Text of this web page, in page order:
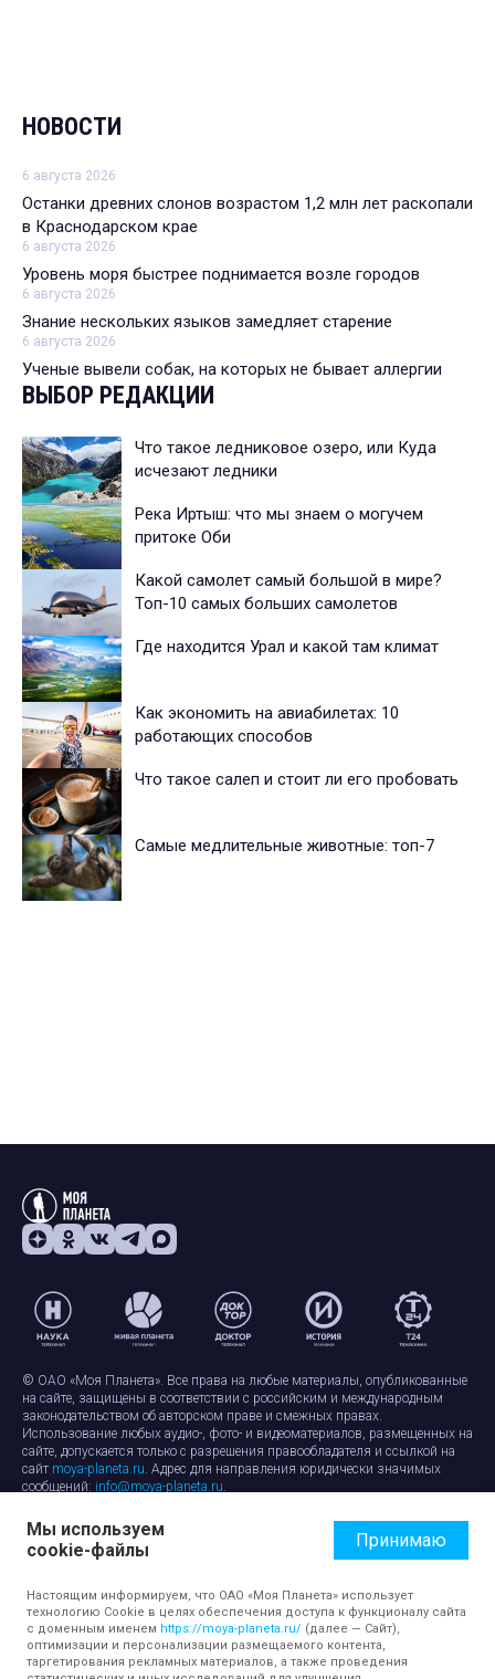
НОВОСТИ
6 августа 2026
Останки древних слонов возрастом 1,2 млн лет раскопали
в Краснодарском крае
6 августа 2026
Уровень моря быстрее поднимается возле городов
6 августа 2026
Знание нескольких языков замедляет старение
6 августа 2026
Ученые вывели собак, на которых не бывает аллергии
ВЫБОР РЕДАКЦИИ
Что такое ледниковое озеро, или Куда
исчезают ледники
Река Иртыш: что мы знаем о могучем
притоке Оби
Какой самолет самый большой в мире?
Топ-10 самых больших самолетов
Где находится Урал и какой там климат
Как экономить на авиабилетах: 10
работающих способов
Что такое салеп и стоит ли его пробовать
Самые медлительные животные: топ-7
© ОАО «Моя Планета». Все права на любые материалы, опубликованные
на сайте, защищены в соответствии с российским и международным
законодательством об авторском праве и смежных правах.
Использование любых аудио-, фото- и видеоматериалов, размещенных на
сайте, допускается только с разрешения правообладателя и ссылкой на
сайт moya-planeta.ru. Адрес для направления юридически значимых
сообщений: info@moya-planeta.ru.
Правила сайтаРабота с cookie-файлами
Защита персональных данных
Обработка персональных данных
Мы используем
cookie-файлы
Принимаю
Настоящим информируем, что ОАО «Моя Планета» использует
технологию Cookie в целях обеспечения доступа к функционалу сайта
с доменным именем https://moya-planeta.ru/ (далее — Сайт),
оптимизации и персонализации размещаемого контента,
таргетирования рекламных материалов, а также проведения